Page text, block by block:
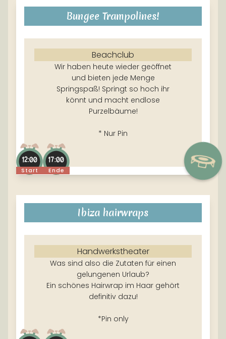
Bungee Trampolines!
Beachclub
Wir haben heute wieder geöffnet
und bieten jede Menge
Springspaß! Springt so hoch ihr
könnt und macht endlose
Purzelbäume!
* Nur Pin
Start
12:00
Ende
17:00
Ibiza hairwraps
Handwerkstheater
Was sind also die Zutaten für einen
gelungenen Urlaub?
Ein schönes Hairwrap im Haar gehört
definitiv dazu!
*Pin only